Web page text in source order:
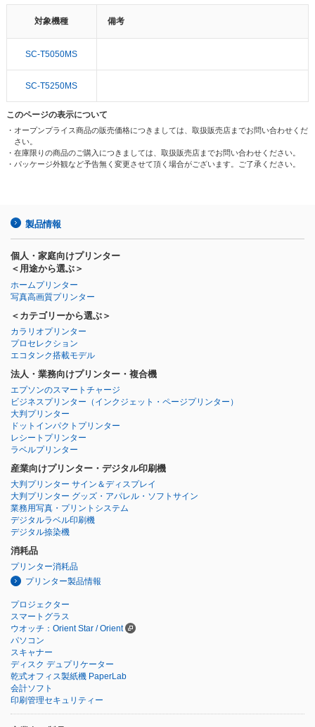
対象機種 備考
SC-T5050MS
SC-T5250MS
このページの表示について
・オープンプライス商品の販売価格につきましては、取扱販売店までお問い合わせくだ
さい。
・在庫限りの商品のご購入につきましては、取扱販売店までお問い合わせください。
・パッケージ外観など予告無く変更させて頂く場合がございます。ご了承ください。
製品情報
個人・家庭向けプリンター
＜用途から選ぶ＞
ホームプリンター
写真高画質プリンター
＜カテゴリーから選ぶ＞
カラリオプリンター
プロセレクション
エコタンク搭載モデル
法人・業務向けプリンター・複合機
エプソンのスマートチャージ
ビジネスプリンター （インクジェット・ページプリンター）
大判プリンター
ドットインパクトプリンター
レシートプリンター
ラベルプリンター
産業向けプリンター・デジタル印刷機
大判プリンター サイン＆ディスプレイ
大判プリンター グッズ・アパレル・ソフトサイン
業務用写真・プリントシステム
デジタルラベル印刷機
デジタル捺染機
消耗品
プリンター消耗品
プリンター製品情報
プロジェクター
スマートグラス
ウオッチ：Orient Star / Orient
パソコン
スキャナー
ディスク デュプリケーター
乾式オフィス製紙機 PaperLab
会計ソフト
印刷管理セキュリティー